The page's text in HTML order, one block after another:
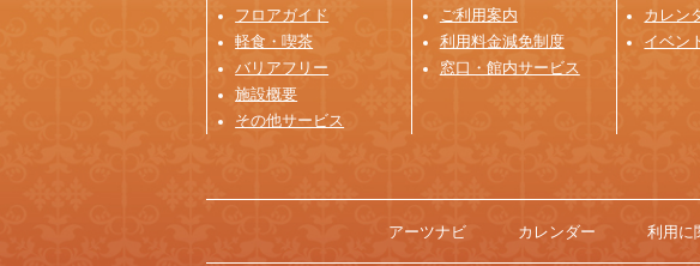
フロアガイド
軽食・喫茶
バリアフリー
施設概要
その他サービス
ご利用案内
利用料金減免制度
窓口・館内サービス
カレン
イベン
アーツナビ カレンダー 利用に